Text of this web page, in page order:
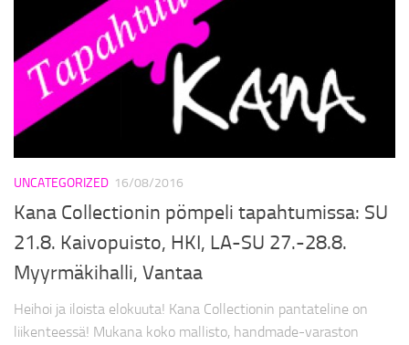
UNCATEGORIZED 16/08/2016
Kana Collectionin pömpeli tapahtumissa: SU
21.8. Kaivopuisto, HKI, LA-SU 27.-28.8.
Myyrmäkihalli, Vantaa
Heihoi ja iloista elokuuta! Kana Collectionin pantateline on
liikenteessä! Mukana koko mallisto, handmade-varaston